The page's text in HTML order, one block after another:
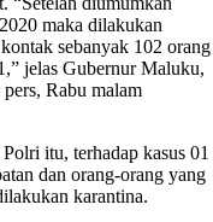
maka dilakukan
sebanyak 102 orang
jelas Gubernur Maluku,
Rabu malam
itu, terhadap kasus 01
dan orang-orang yang
karantina.